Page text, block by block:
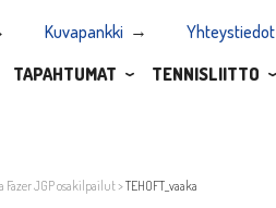
Kuvapankki Yhteystiedot
TAPAHTUMAT TENNISLIITTO
JGP osakilpailut>TEHOFT_vaaka